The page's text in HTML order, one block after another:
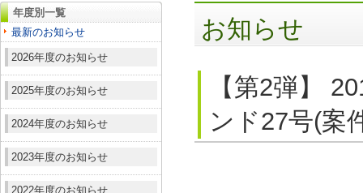
年度別一覧
最新のお知らせ
2026年度のお知らせ
2025年度のお知らせ
2024年度のお知らせ
2023年度のお知らせ
2022年度のお知らせ
お知らせ
【第2弾】
ンド27号(案